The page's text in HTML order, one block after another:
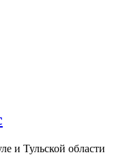
и Тульской области